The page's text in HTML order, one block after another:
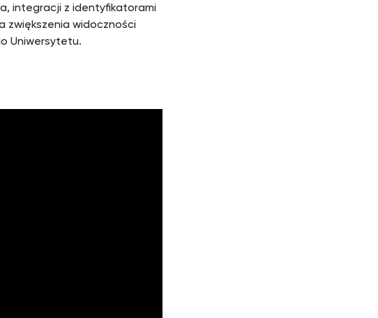
integracji z identyfikatorami
zwiększenia widoczności
Uniwersytetu.